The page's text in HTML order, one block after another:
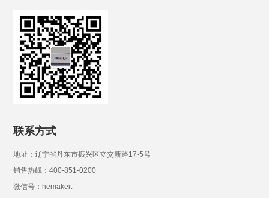
联系方式
地址：辽宁省丹东市振兴区立交新路17-5号
销售热线：400-851-0200
微信号：hemakeit